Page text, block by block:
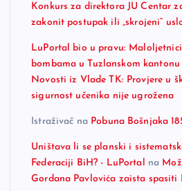
Konkurs za direktora JU Centar
zakonit postupak ili „skrojeni“
LuPortal bio u pravu:
bombama u Tuzlanskom
Novosti iz Vlade TK: Provjere u
sigurnost učenika nije ugrožena
Istraživač na Pobuna Bošnjaka
Uništava li se planski i
Federaciji BiH? - LuPortal na
Gordana Pavlovića zaista spasiti